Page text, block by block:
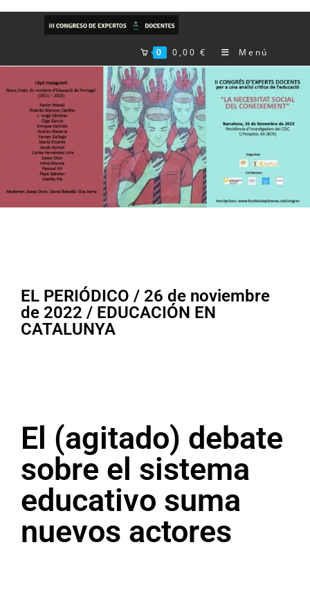
0 0,00€ Menú
EL PERIÓDICO / 26 de noviembre
de 2022 / EDUCACIÓN EN
CATALUNYA
El (agitado) debate
sobre el sistema
educativo suma
nuevos actores